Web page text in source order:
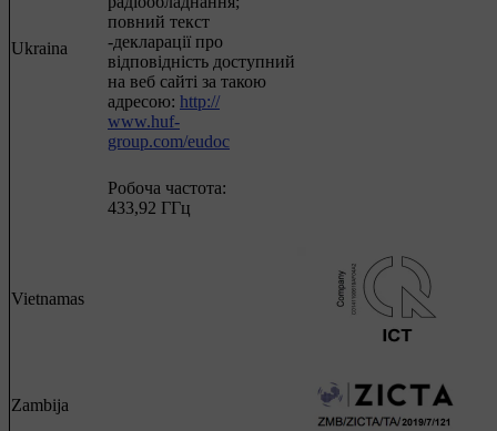
Ukraina
повний текст
-декларації про
відповідність доступний
на веб сайті за такою
адресою: http://
www.huf-
group.com/eudoc
Робоча частота:
433,92 ГГц
Vietnamas
Zambija